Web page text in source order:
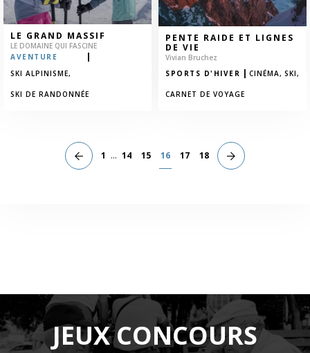
LE GRAND MASSIF
LE DOMAINE QUI FASCINE
AVENTURE
|
SKI ALPINISME,
SKI DE RANDONNÉE
PENTE RAIDE ET LIGNES
DE VIE
Vivian Bruchez
SPORTS D'HIVER | CINÉMA, SKI,
CARNET DE VOYAGE
1 ... 14 15 16 17 18
JEUX CONCOURS